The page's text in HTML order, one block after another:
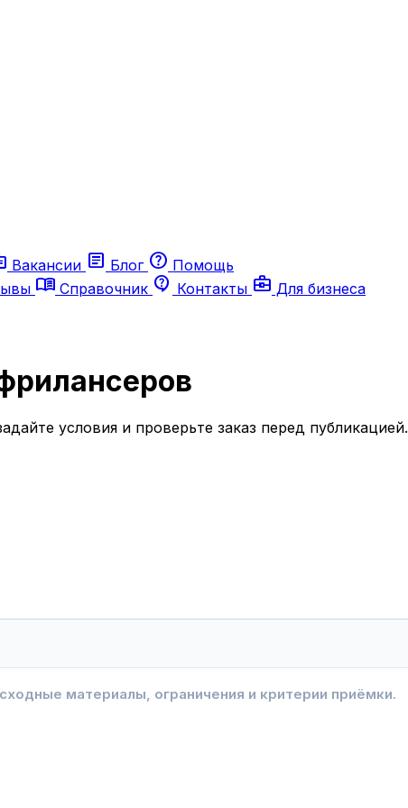
Вакансии article Блог help Помощь
menu_book Справочник contact_support Контакты business_center Для бизнеса
условия и проверьте заказ перед публикацией.